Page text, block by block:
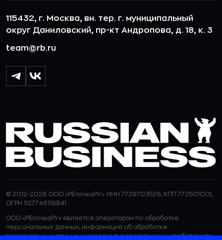
115432, г. Москва, вн. тер. г. муниципальный
округ Даниловский, пр-кт Андропова, д. 18, к. 3
team@rb.ru
© 2012-2026 ООО «РБточкаРУ». ИНН 7729703526, КПП 772501001,
ОГРН 1127746119841
ООО «РБточкаРУ» является оператором по обработке
персональных данных, информация об обработке
персональных данных и сведения о реализуемых требованиях